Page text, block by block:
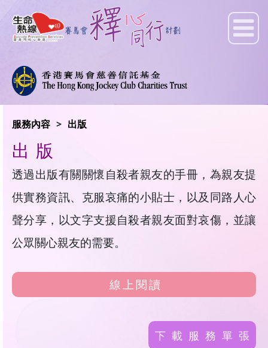
服務內容 出版
出版
透過出版有關關懷自殺者親友的手冊，為親友提
供實務資訊、克服哀痛的小貼士，以及同路人心
聲分享，以文字支援自殺者親友面對哀傷，並讓
公眾關心親友的需要。
線上閱讀
下載服務單張